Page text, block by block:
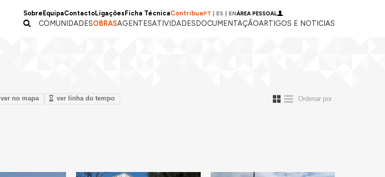
Sobre EquipaContactoLigações Ficha TécnicaContribuaPT ES ENÁREA PESSOAL
COMUNIDADESOBRASAGENTESATIVIDADESDOCUMENTAÇÃOARTIGOS E NOTICIAS
ver no mapa ver linha do tempo